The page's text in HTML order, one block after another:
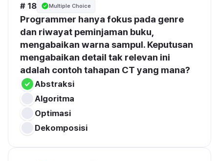
# 18 Multiple Choice
Programmer hanya fokus pada genre
dan riwayat peminjaman buku,
mengabaikan warna sampul. Keputusan
mengabaikan detail tak relevan ini
adalah contoh tahapan CT yang mana?
Abstraksi
Algoritma
Optimasi
Dekomposisi